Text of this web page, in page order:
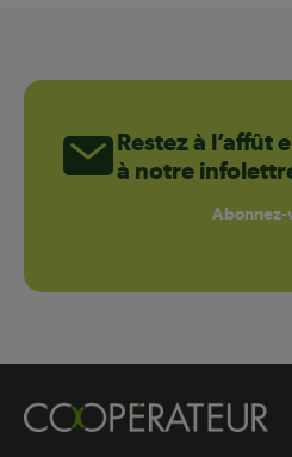
Restez à l’affût
à notre
Abonnez-